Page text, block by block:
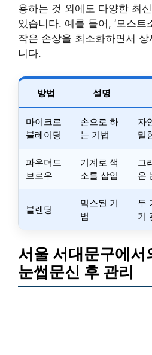
용하는 것 외에도 다양한 최
있습니다. 예를 들어, ‘모스트
작은 손상을 최소화하면서
니다.
방법 설명
마이크로
블레이딩
손으로 하
는 기법
자
밀
파우더드
브로우
기계로 색
소를 삽입
그
운
블렌딩
믹스된 기
법
두
기
서울 서대문구에서
눈썹문신 후 관리